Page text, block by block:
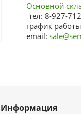
Основной
тел: 8-927-
график
email:
Информация